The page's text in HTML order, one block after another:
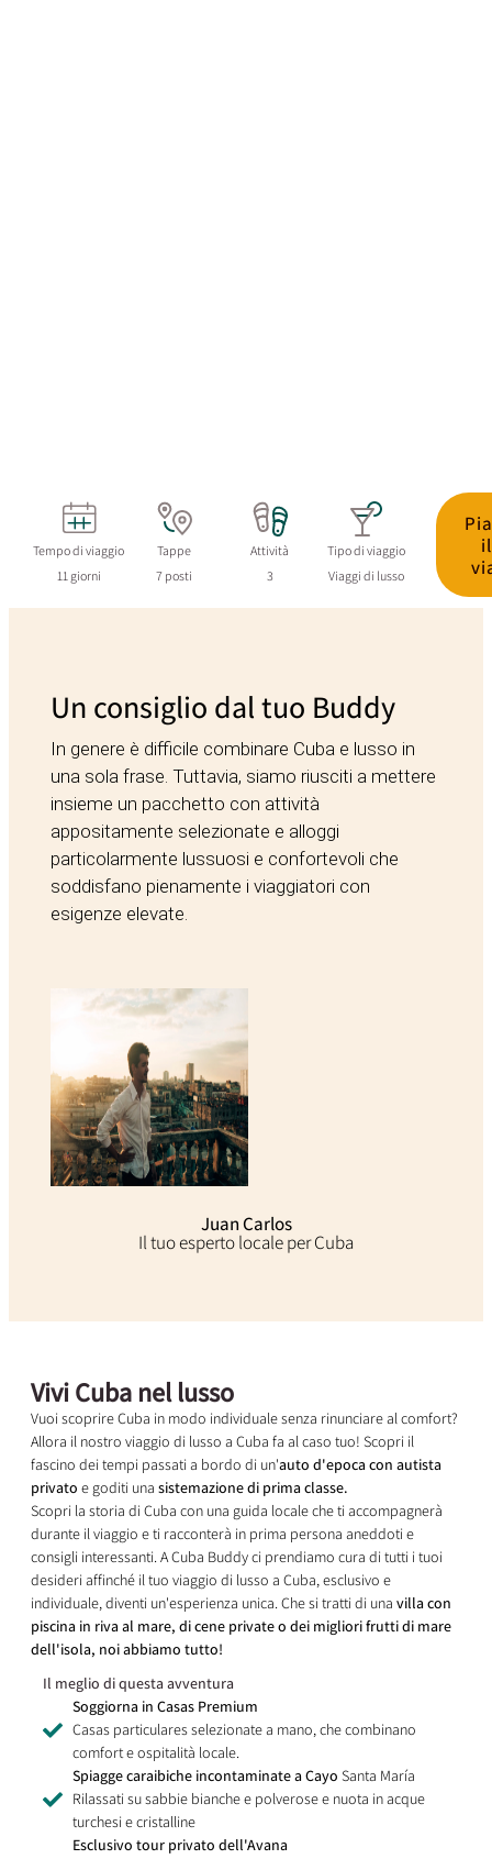
Tempo di viaggio
11 giorni
Tappe
7 posti
Attività
3
Tipo di viaggio
Viaggi di lusso
Juan Carlos
Il tuo esperto locale per Cuba
Un consiglio dal tuo Buddy
In genere è difficile combinare Cuba e lusso in
una sola frase. Tuttavia, siamo riusciti a mettere
insieme un pacchetto con attività
appositamente selezionate e alloggi
particolarmente lussuosi e confortevoli che
soddisfano pienamente i viaggiatori con
esigenze elevate.
Vivi Cuba nel lusso
Vuoi scoprire Cuba in modo individuale senza rinunciare al comfort?
Allora il nostro viaggio di lusso a Cuba fa al caso tuo! Scopri il
fascino dei tempi passati a bordo di un'auto d'epoca con autista
privato e goditi una sistemazione di prima classe.
Scopri la storia di Cuba con una guida locale che ti accompagnerà
durante il viaggio e ti racconterà in prima persona aneddoti e
consigli interessanti. A Cuba Buddy ci prendiamo cura di tutti i tuoi
desideri affinché il tuo viaggio di lusso a Cuba, esclusivo e
individuale, diventi un'esperienza unica. Che si tratti di una villa con
piscina in riva al mare, di cene private o dei migliori frutti di mare
dell'isola, noi abbiamo tutto!
Il meglio di questa avventura
Soggiorna in Casas Premium
Casas particulares selezionate a mano, che combinano
comfort e ospitalità locale.
Spiagge caraibiche incontaminate a Cayo Santa María
Rilassati su sabbie bianche e polverose e nuota in acque
turchesi e cristalline
Esclusivo tour privato dell'Avana